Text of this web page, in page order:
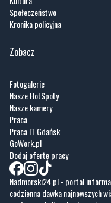
Zobacz
Nasze HotSpoty
Praca IT Gdańsk
GoWork.pl
Dodaj ofertę pracy
Nadmorski24.pl - portal
codzienna dawka najnowszych
społeczne, kulturalne i sportowe
Zawsze sprawdzone i aktualne
Kaszubskiego.